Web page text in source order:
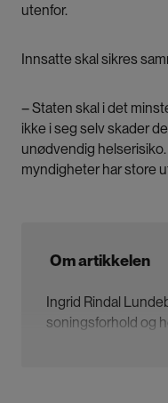
utenfor.
Innsatte skal sikres
– Staten skal i det
ikke i seg selv skader
unødvendig
myndigheter har store
Om artikkelen
Ingrid Rindal
soningsforhold og